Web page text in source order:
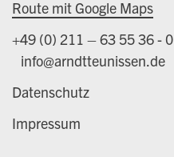
Route mit Google Maps
+49 (0) 211 – 63 55 36 - 0
info@arndtteunissen.de
Datenschutz
Impressum